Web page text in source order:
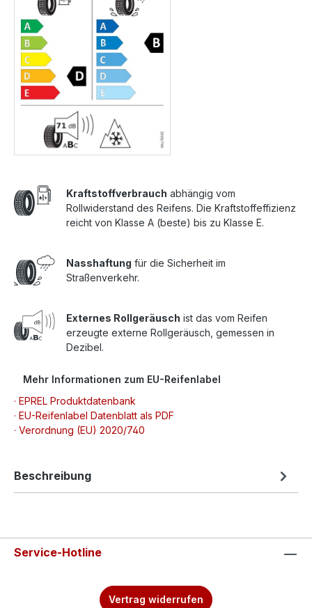
Kraftstoffverbrauch abhängig vom
Rollwiderstand des Reifens. Die Kraftstoffeffizienz
reicht von Klasse A (beste) bis zu Klasse E.
Nasshaftung für die Sicherheit im
Straßenverkehr.
Externes Rollgeräusch ist das vom Reifen
erzeugte externe Rollgeräusch, gemessen in
Dezibel.
Mehr Informationen zum EU-Reifenlabel
· EPREL Produktdatenbank
· EU-Reifenlabel Datenblatt als PDF
· Verordnung (EU) 2020/740
Beschreibung
Service-Hotline
Vertrag widerrufen